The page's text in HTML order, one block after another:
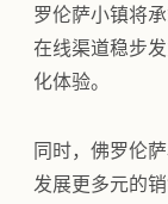
罗伦萨小镇将
在线渠道稳步
化体验。
同时，佛罗伦
发展更多元的